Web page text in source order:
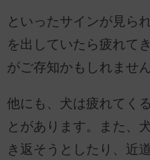
といったサインが見ら
を出していたら疲れて
がご存知かもしれません
他にも、犬は疲れてく
とがあります。また、
き返そうとしたり、近